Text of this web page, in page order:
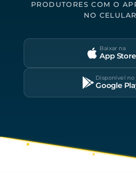
PRODUTORES COM O
NO CELULAR
Baixar na
App Store
Disponível no
Google